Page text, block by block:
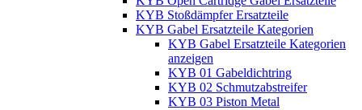
KYB Stoßdämpfer Ersatzteile
KYB Gabel Ersatzteile Kategorien
KYB Gabel Ersatzteile Kategorien
anzeigen
KYB 01 Gabeldichtring
KYB 02 Schmutzabstreifer
KYB 03 Piston Metal